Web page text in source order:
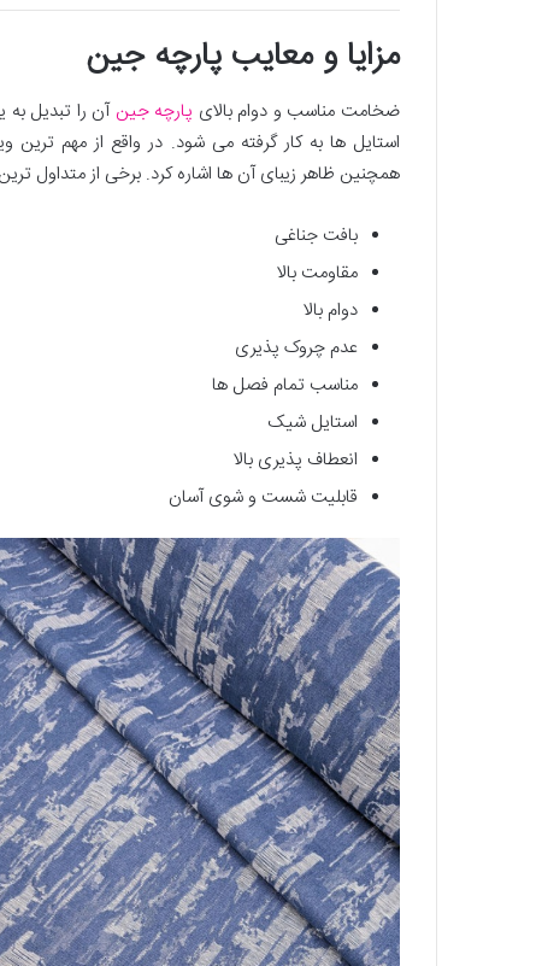
مزایا و معایب پارچه جین
ضخامت مناسب و دوام بالای پارچه جین آن را تبدیل
همچنین ظاهر زیبای آن ها اشاره کرد. برخی از متداول ترین
بافت جناغی
مقاومت بالا
دوام بالا
عدم چروک پذیری
مناسب تمام فصل ها
استایل شیک
انعطاف پذیری بالا
قابلیت شست و شوی آسان